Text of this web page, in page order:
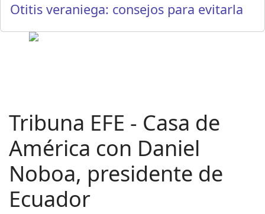
Otitis veraniega: consejos para evitarla
Tribuna EFE - Casa de
América con Daniel
Noboa, presidente de
Ecuador